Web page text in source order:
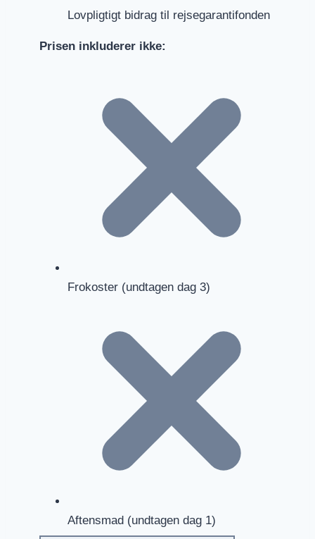
Lovpligtigt bidrag til rejsegarantifonden
Prisen inkluderer ikke:
Frokoster (undtagen dag 3)
Aftensmad (undtagen dag 1)